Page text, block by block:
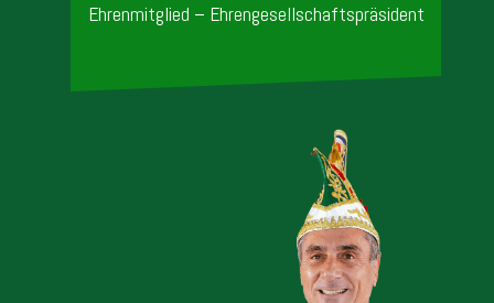
Ehrenmitglied – Ehrengesellschaftspräsident